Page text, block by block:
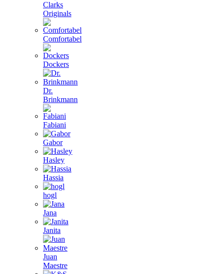
Clarks
Originals
Comfortabel
Dockers
Dr.
Brinkmann
Fabiani
Gabor
Hasley
Hassia
hogl
Jana
Janita
Juan
Maestre